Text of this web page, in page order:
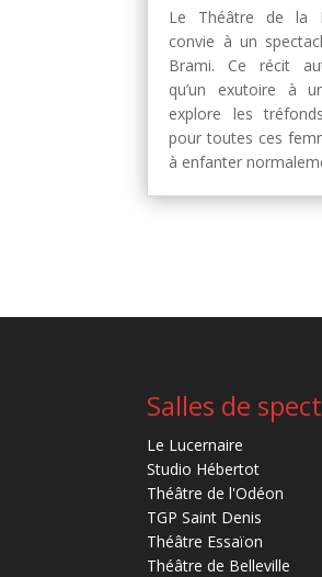
Le Théâtre de la
convie à un
Brami. Ce récit
qu’un exutoire à
explore les
pour toutes ces
à enfanter
Salles de
Le Lucernaire
Studio Hébertot
Théâtre de l'Odéon
TGP Saint Denis
Théâtre Essaïon
Théâtre de Belleville